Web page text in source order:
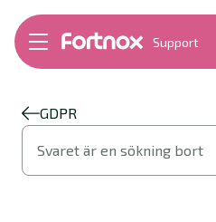
Support
Bokföring
Fakturering
Byt till Fortnox
Felsökning
GDPR
Svaret är en sökning bort